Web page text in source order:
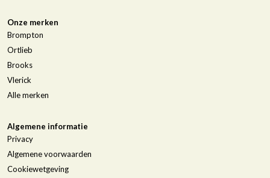
Onze merken
Brompton
Ortlieb
Brooks
Vlerick
Alle merken
Algemene informatie
Privacy
Algemene voorwaarden
Cookiewetgeving